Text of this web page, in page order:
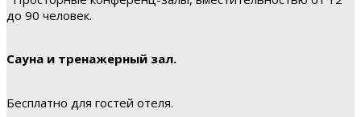
до 90 человек.
Сауна и тренажерный зал.
Бесплатно для гостей отеля.